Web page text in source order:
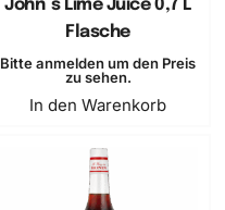
John`s Lime Juice 0,7 L
Flasche
Bitte anmelden um den Preis
zu sehen.
In den Warenkorb